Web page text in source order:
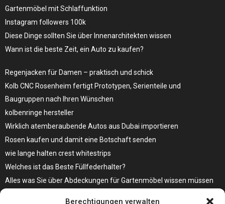
Berechtigungen verwalten
Gartenmöbel mit Schlaffunktion
Instagram followers 100k
Diese Dinge sollten Sie über Innenarchitekten wissen
Wann ist die beste Zeit, ein Auto zu kaufen?
Regenjacken für Damen – praktisch und schick
Kolb CNC Rosenheim fertigt Prototypen, Serienteile und
Baugruppen nach Ihren Wünschen
kolbenringe hersteller
Wirklich atemberaubende Autos aus Dubai importieren
Rosen kaufen und damit eine Botschaft senden
wie lange halten crest whitestrips
Welches ist das Beste Füllfederhalter?
Alles was Sie über Abdeckungen für Gartenmöbel wissen müssen